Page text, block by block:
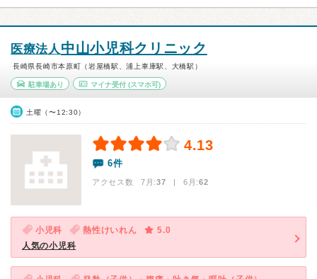
医療法人中山小児科クリニック
長崎県長崎市本原町（岩屋橋駅、浦上車庫駅、大橋駅）
駐車場あり マイナ受付(スマホ可)
土曜（〜12:30）
4.13
6件
アクセス数 7月:37 | 6月:62
小児科 熱性けいれん
5.0
人気の小児科